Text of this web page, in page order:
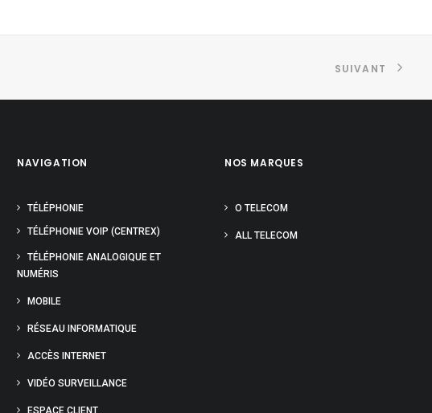
SUIVANT
NAVIGATION
TÉLÉPHONIE
TÉLÉPHONIE VOIP (CENTREX)
TÉLÉPHONIE ANALOGIQUE ET
NUMÉRIS
MOBILE
RÉSEAU INFORMATIQUE
ACCÈS INTERNET
VIDÉO SURVEILLANCE
ESPACE CLIENT
NOS MARQUES
O TELECOM
ALL TELECOM